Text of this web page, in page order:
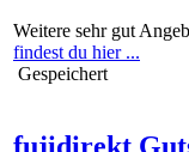
Weitere sehr gut
findest du hier ...
Gespeichert